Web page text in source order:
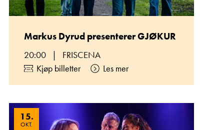
Markus Dyrud presenterer GJØKUR
20:00 |
FRISCENA
Kjøp billetter
Les mer
15.
OKT.